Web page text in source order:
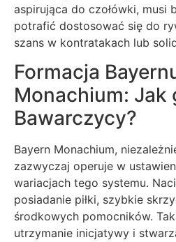
aspirująca do czołówki, musi
potrafić dostosować się do
szans w kontratakach lub
Formacja
Monachium: Jak
Bawarczycy?
Bayern Monachium,
zazwyczaj operuje w
wariacjach tego systemu.
posiadanie piłki, szybkie
środkowych pomocników.
utrzymanie inicjatywy i